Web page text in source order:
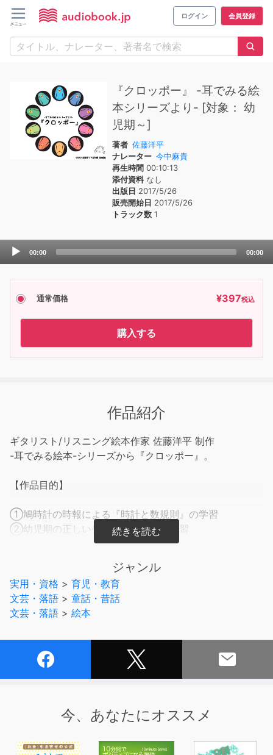
ログイン 会員登録
『クロッポー』 -耳でみる絵
本シリーズより- [対象： 幼
児期～]
著者 佐藤洋平
ナレーター 今中麻貴
再生時間 00:10:13
添付資料なし
出版日 2017/5/26
販売開始日 2017/5/26
トラック数 1
Audio
00:00 00:00
通常価格 ¥397税込
購入する
作品紹介
ギタリスト/リスニング絵本作家 佐藤洋平 制作
-耳でみる絵本-シリーズから『クロッポー』。
【作品目的】
①鳩時計の時報による『時計と数規則』の学習
②幼児期の正しい生活リズムの観察学習
「聴いて」→「考えて」→「想像して」→「理解する」チ
カラや、数と時刻の関係性、
幼児期の正しい生活リズムを養います。
を軸に作曲演奏されております。
クラシックギターは【小さなオーケストラ】と呼ばれる
奏者のニュアンスがそのまま音へと変換されます。
ジャンル
実用・資格 > 育児・教育
文芸・落語 > 童話・昔話
文芸・落語 > 絵本
今、あなたにオススメ